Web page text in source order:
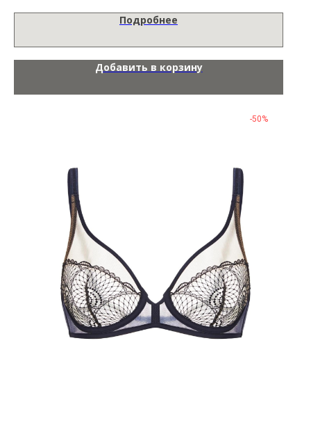
Подробнее
Добавить в корзину
-50%